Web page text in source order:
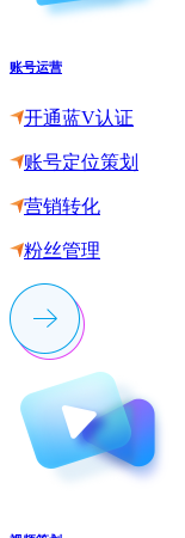
账号运营
开通蓝V认证
账号定位策划
营销转化
粉丝管理